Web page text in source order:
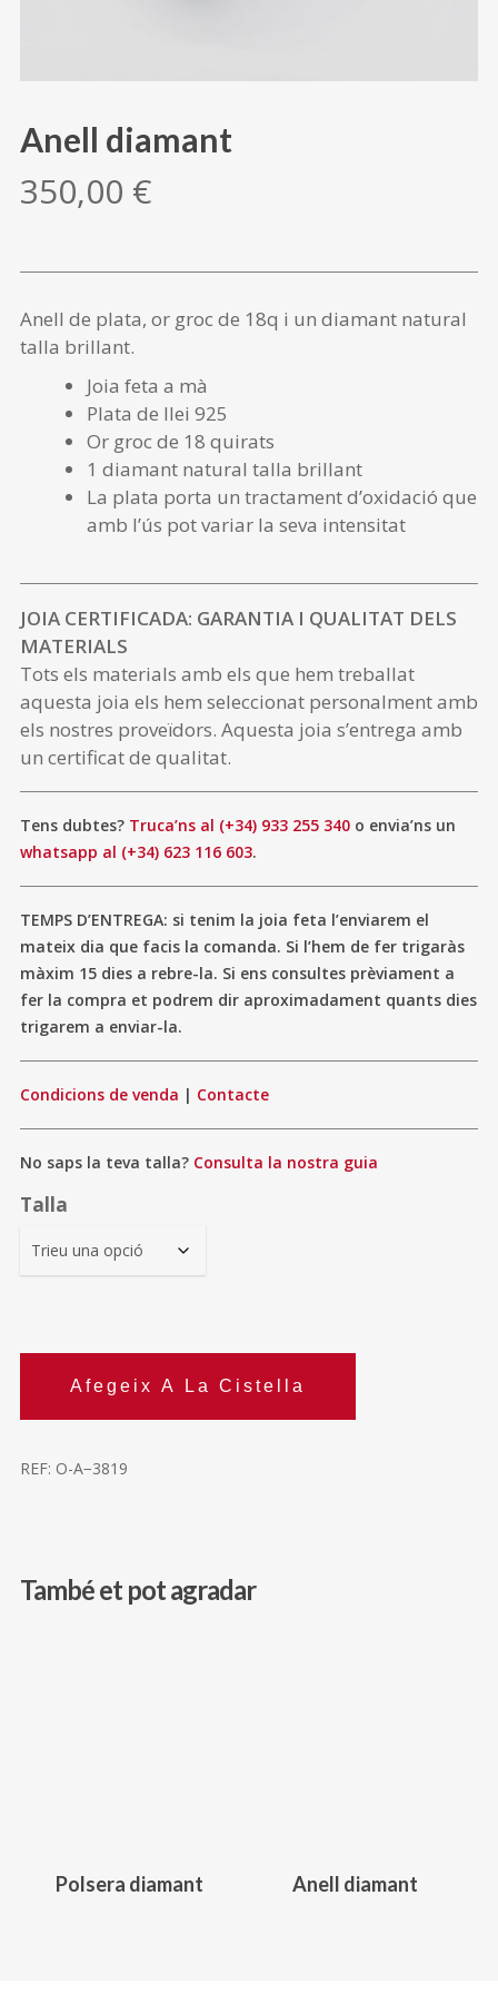
Anell diamant
350,00 €
Anell de plata, or groc de 18q i un diamant natural
talla brillant.
Joia feta a mà
Plata de llei 925
Or groc de 18 quirats
1 diamant natural talla brillant
La plata porta un tractament d’oxidació que
amb l’ús pot variar la seva intensitat
JOIA CERTIFICADA: GARANTIA I QUALITAT DELS
MATERIALS
Tots els materials amb els que hem treballat
aquesta joia els hem seleccionat personalment amb
els nostres proveïdors. Aquesta joia s’entrega amb
un certificat de qualitat.
Tens dubtes? Truca’ns al (+34) 933 255 340 o envia’ns un
whatsapp al (+34) 623 116 603.
TEMPS D’ENTREGA: si tenim la joia feta l’enviarem el
mateix dia que facis la comanda. Si l’hem de fer trigaràs
màxim 15 dies a rebre-la. Si ens consultes prèviament a
fer la compra et podrem dir aproximadament quants dies
trigarem a enviar-la.
Condicions de venda | Contacte
No saps la teva talla? Consulta la nostra guia
Talla
Afegeix A La Cistella
REF: O-A−3819
També et pot agradar
Polsera diamant Anell diamant